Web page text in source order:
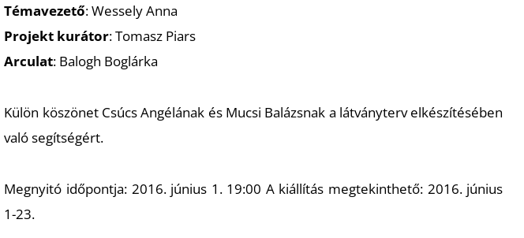
Témavezető: Wessely Anna
Projekt kurátor: Tomasz Piars
Arculat: Balogh Boglárka
Külön köszönet Csúcs Angélának és Mucsi Balázsnak a látványterv elkészítésében
való segítségért.
Megnyitó időpontja: 2016. június 1. 19:00 A kiállítás megtekinthető: 2016. június
1­-23.